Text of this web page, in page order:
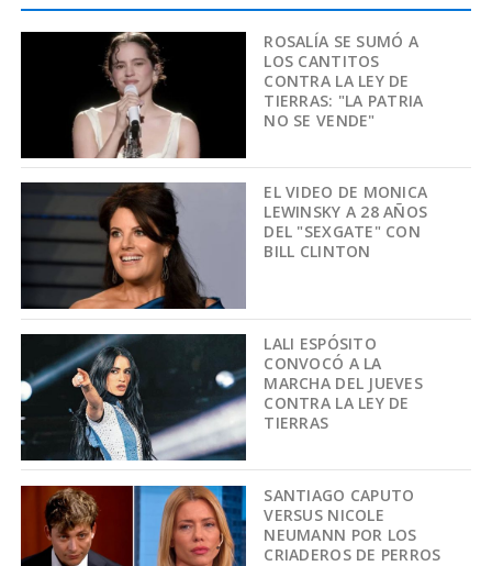
ROSALÍA SE SUMÓ A
LOS CANTITOS
CONTRA LA LEY DE
TIERRAS: "LA PATRIA
NO SE VENDE"
EL VIDEO DE MONICA
LEWINSKY A 28 AÑOS
DEL "SEXGATE" CON
BILL CLINTON
LALI ESPÓSITO
CONVOCÓ A LA
MARCHA DEL JUEVES
CONTRA LA LEY DE
TIERRAS
SANTIAGO CAPUTO
VERSUS NICOLE
NEUMANN POR LOS
CRIADEROS DE PERROS